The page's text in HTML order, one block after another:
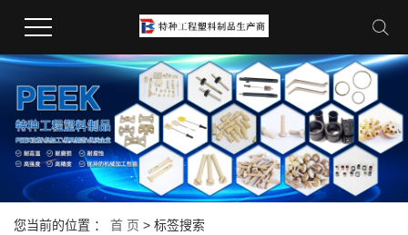
您当前的位置 ： 首 页 > 标签搜索